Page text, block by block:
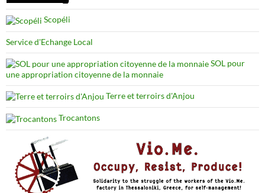
Scopéli
Service d'Echange Local
SOL pour
une appropriation citoyenne de la monnaie
Terre et terroirs d'Anjou
Trocantons